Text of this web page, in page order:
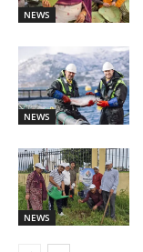
NEWS
NEWS
NEWS